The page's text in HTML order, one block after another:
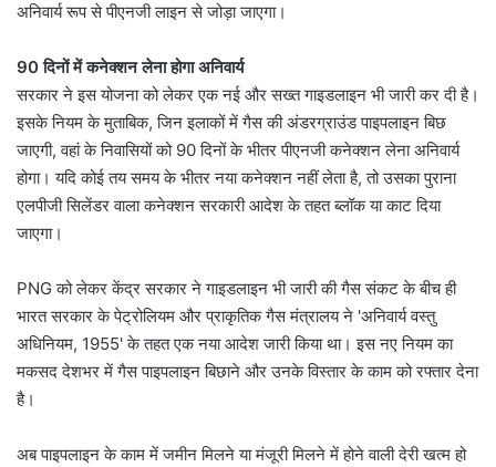
अनिवार्य रूप से पीएनजी लाइन से जोड़ा जाएगा।
90 दिनों में कनेक्शन लेना होगा अनिवार्य
सरकार ने इस योजना को लेकर एक नई और सख्त गाइडलाइन भी जारी कर दी है।
इसके नियम के मुताबिक, जिन इलाकों में गैस की अंडरग्राउंड पाइपलाइन बिछ
जाएगी, वहां के निवासियों को 90 दिनों के भीतर पीएनजी कनेक्शन लेना अनिवार्य
होगा। यदि कोई तय समय के भीतर नया कनेक्शन नहीं लेता है, तो उसका पुराना
एलपीजी सिलेंडर वाला कनेक्शन सरकारी आदेश के तहत ब्लॉक या काट दिया
जाएगा।
PNG को लेकर केंद्र सरकार ने गाइडलाइन भी जारी की गैस संकट के बीच ही
भारत सरकार के पेट्रोलियम और प्राकृतिक गैस मंत्रालय ने 'अनिवार्य वस्तु
अधिनियम, 1955' के तहत एक नया आदेश जारी किया था। इस नए नियम का
मकसद देशभर में गैस पाइपलाइन बिछाने और उनके विस्तार के काम को रफ्तार देना
है।
अब पाइपलाइन के काम में जमीन मिलने या मंजूरी मिलने में होने वाली देरी खत्म हो